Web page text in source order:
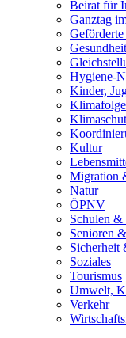
Beirat für
Ganztag
Gesundheit
Hygiene-
Kinder,
Kultur
Migration
Natur
ÖPNV
Schulen &
Senioren
Sicherheit
Soziales
Tourismus
Umwelt,
Verkehr